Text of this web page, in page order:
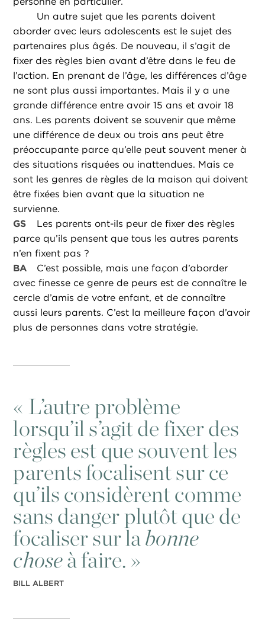
Un autre sujet que les parents doivent
aborder avec leurs adolescents est le sujet des
partenaires plus âgés. De nouveau, il s’agit de
fixer des règles bien avant d’être dans le feu de
l’action. En prenant de l’âge, les différences d’âge
ne sont plus aussi importantes. Mais il y a une
grande différence entre avoir 15 ans et avoir 18
ans. Les parents doivent se souvenir que même
une différence de deux ou trois ans peut être
préoccupante parce qu’elle peut souvent mener à
des situations risquées ou inattendues. Mais ce
sont les genres de règles de la maison qui doivent
être fixées bien avant que la situation ne
survienne.
GS
Les parents ont-ils peur de fixer des règles
parce qu’ils pensent que tous les autres parents
n’en fixent pas ?
BA
C’est possible, mais une façon d’aborder
avec finesse ce genre de peurs est de connaître le
cercle d’amis de votre enfant, et de connaître
aussi leurs parents. C’est la meilleure façon d’avoir
plus de personnes dans votre stratégie.
« L’autre problème
lorsqu’il s’agit de fixer des
règles est que souvent les
parents focalisent sur ce
qu’ils considèrent comme
sans danger plutôt que de
focaliser sur labonne
choseà faire. »
BILL ALBERT